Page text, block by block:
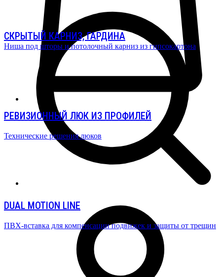
СКРЫТЫЙ КАРНИЗ, ГАРДИНА
Ниша под шторы и потолочный карниз из гипсокартона
РЕВИЗИОННЫЙ ЛЮК ИЗ ПРОФИЛЕЙ
Технические решения люков
DUAL MOTION LINE
ПВХ-вставка для компенсации подвижек и защиты от трещин